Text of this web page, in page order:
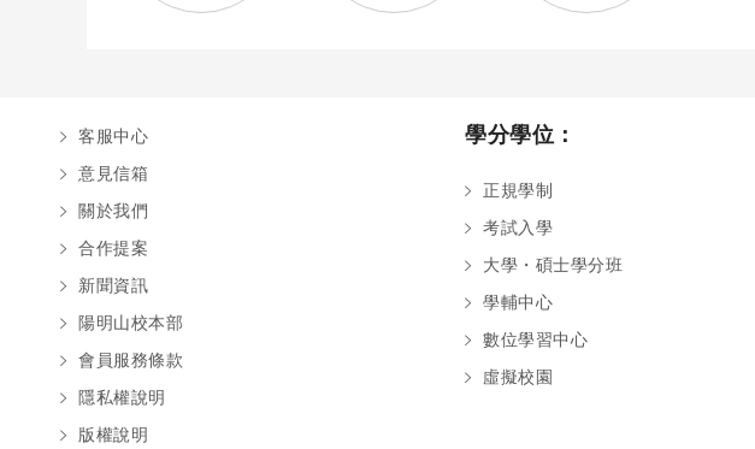
客服中心
意見信箱
關於我們
合作提案
新聞資訊
陽明山校本部
會員服務條款
隱私權說明
版權說明
學分學位：
正規學制
考試入學
大學・碩士學分班
學輔中心
數位學習中心
虛擬校園